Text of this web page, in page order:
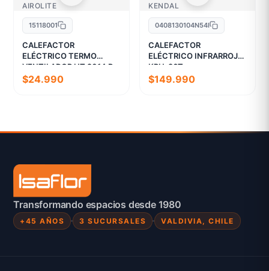
AIROLITE
15118001
CALEFACTOR
ELÉCTRICO TERMO
VENTILADOR HT 2014 R
$24.990
KENDAL
0408130104N54I
CALEFACTOR
ELÉCTRICO INFRARROJO
KPH-96T
$149.990
Transformando espacios desde 1980
+45 AÑOS 3 SUCURSALES VALDIVIA, CHILE